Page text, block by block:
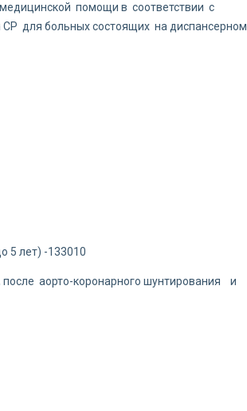
помощи в соответствии с
для больных состоящих на диспансерном
5 лет) -133010
аорто-коронарного шунтирования и